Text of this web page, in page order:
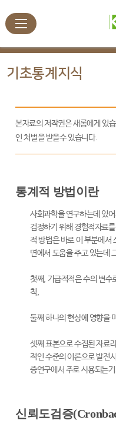
기초통계지식
본자료의 저작권은 새롬에게 있
인 처벌을 받을수 있습니다.
통계적 방법이란
사회과학을 연구하는데 있
검정하기 위해 경험적자료
적 방법은 바로 이 부분에서
면에서 도움을 주고 있는데
첫째, 가급적적은 수의 변수
칙,
둘째 하나의 현상에 영향을
셋째 표본으로 수집된 자료
적인 수준의 이론으로 발전
증연구에서 주로 사용되는
신뢰도검증